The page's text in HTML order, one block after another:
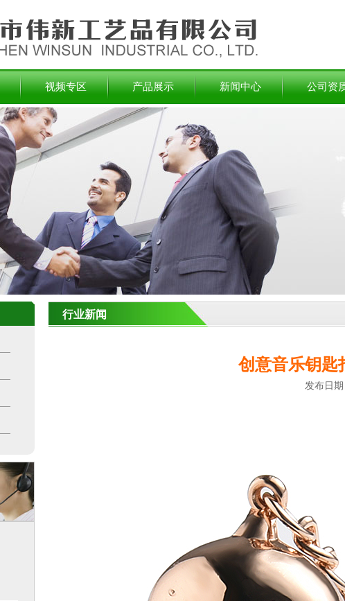
视频专区 产品展示 新闻中心 公司资
行业新闻
创意音乐钥匙
发布日期